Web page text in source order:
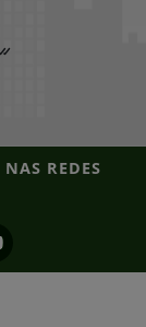
NAS REDES